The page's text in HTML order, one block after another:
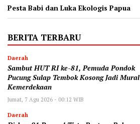
Pesta Babi dan Luka Ekologis Papua
BERITA TERBARU
Daerah
Sambut HUT RI ke-81, Pemuda Pondok
Pucung Sulap Tembok Kosong Jadi Mural
Kemerdekaan
Jumat, 7 Agu 2026 - 00:12 WIB
Daerah